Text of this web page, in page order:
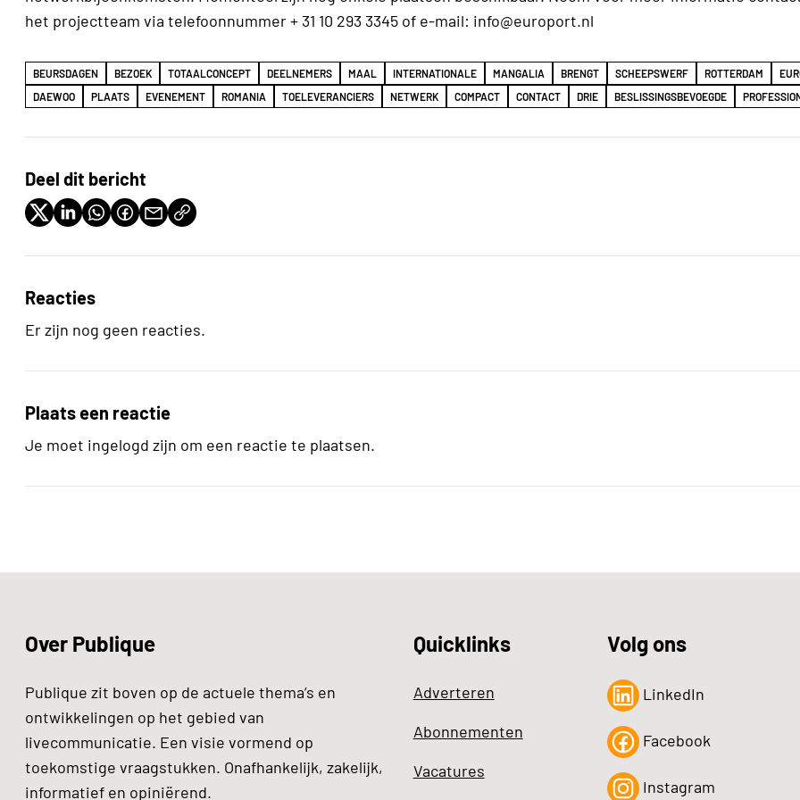
het projectteam via telefoonnummer + 31 10 293 3345 of e-mail: info@europort.nl
BEURSDAGEN BEZOEK TOTAALCONCEPT DEELNEMERS MAAL INTERNATIONALE MANGALIA BRENGT SCHEEPSWERF ROTTERDAM
DAEWOO
PLAATS EVENEMENT ROMANIA TOELEVERANCIERS NETWERK COMPACT CONTACT DRIE BESLISSINGSBEVOEGDE
Deel dit bericht
Reacties
Er zijn nog geen reacties.
Plaats een reactie
Je moet ingelogd zijn om een reactie te plaatsen.
Over Publique
Publique zit boven op de actuele thema’s en
ontwikkelingen op het gebied van
livecommunicatie. Een visie vormend op
toekomstige vraagstukken. Onafhankelijk, zakelijk,
informatief en opiniërend.
Quicklinks
Adverteren
Abonnementen
Vacatures
Volg ons
LinkedIn
Facebook
Instagram